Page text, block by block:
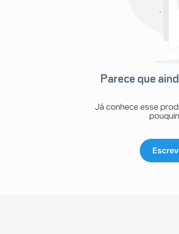
Parece que
Já conhece esse